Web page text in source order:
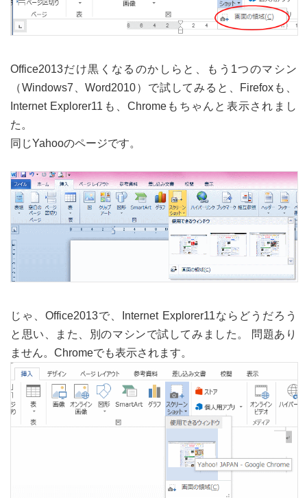
Office2013だけ黒くなるのかしらと、もう1つのマシン
（Windows7、Word2010）で試してみると、Firefoxも、
Internet Explorer11も、Chromeもちゃんと表示されまし
た。
同じYahooのページです。
じゃ、Office2013で、Internet Explorer11ならどうだろう
と思い、また、別のマシンで試してみました。 問題あり
ません。Chromeでも表示されます。